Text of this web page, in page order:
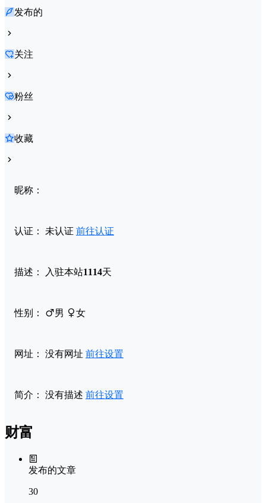
发布的
关注
粉丝
收藏
昵称：
认证： 未认证 前往认证
描述： 入驻本站1114天
性别： 男 女
网址： 没有网址 前往设置
简介： 没有描述 前往设置
财富
发布的文章
30